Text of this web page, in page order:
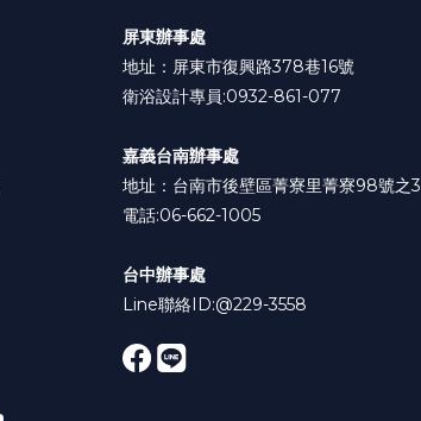
屏東辦事處
地址：屏東市復興路378巷16號
衛浴設計專員:0932-861-077
嘉義台南辦事處
地址：台南市後壁區菁寮里菁寮98號之3
電話:06-662-1005
台中辦事處
Line聯絡ID:@229-3558